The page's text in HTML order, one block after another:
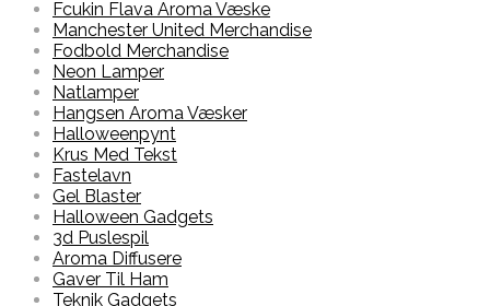
Fcukin Flava Aroma Væske
Manchester United Merchandise
Fodbold Merchandise
Neon Lamper
Natlamper
Hangsen Aroma Væsker
Halloweenpynt
Krus Med Tekst
Fastelavn
Gel Blaster
Halloween Gadgets
3d Puslespil
Aroma Diffusere
Gaver Til Ham
Teknik Gadgets